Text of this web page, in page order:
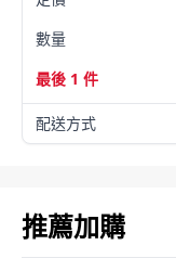
數量
最後 1 件
配送方式
推薦加購